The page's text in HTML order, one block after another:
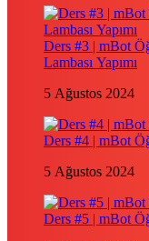
Ders #3 | mBot
Lambası Yapımı
5 Ağustos 2024
Ders #4 | mBot
5 Ağustos 2024
Ders #5 | mBot